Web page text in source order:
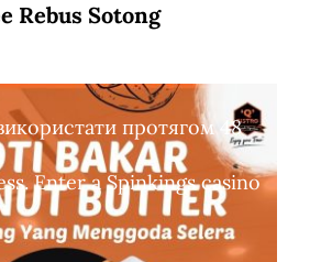
Rebus Sotong
протягом 48
Enter a Spinkings casino